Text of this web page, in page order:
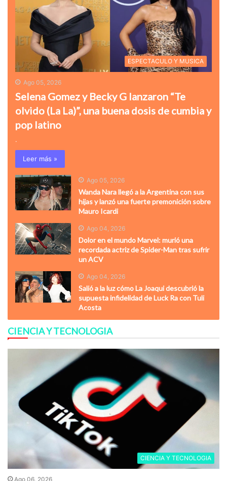
ESPECTACULO Y MUSICA
Ago 05, 2026
Selena Gomez y Becky G lanzaron “Te
olvido (La La)”, una buena dosis de cumbia y
pop latino
.
Leer más »
Ago 05, 2026
Wanda Nara llegó a la Argentina con sus
hijas y lanzó una fuerte premonición sobre
Mauro Icardi
Ago 04, 2026
Dolor en el mundo Marvel: murió una
recordada actriz de Spider-Man tras sufrir
un ACV
Ago 04, 2026
Salió a la luz cómo La Joaqui descubrió la
supuesta infidelidad de Luck Ra con Tuli
Acosta
CIENCIA Y TECNOLOGIA
CIENCIA Y TECNOLOGIA
Ago 06, 2026